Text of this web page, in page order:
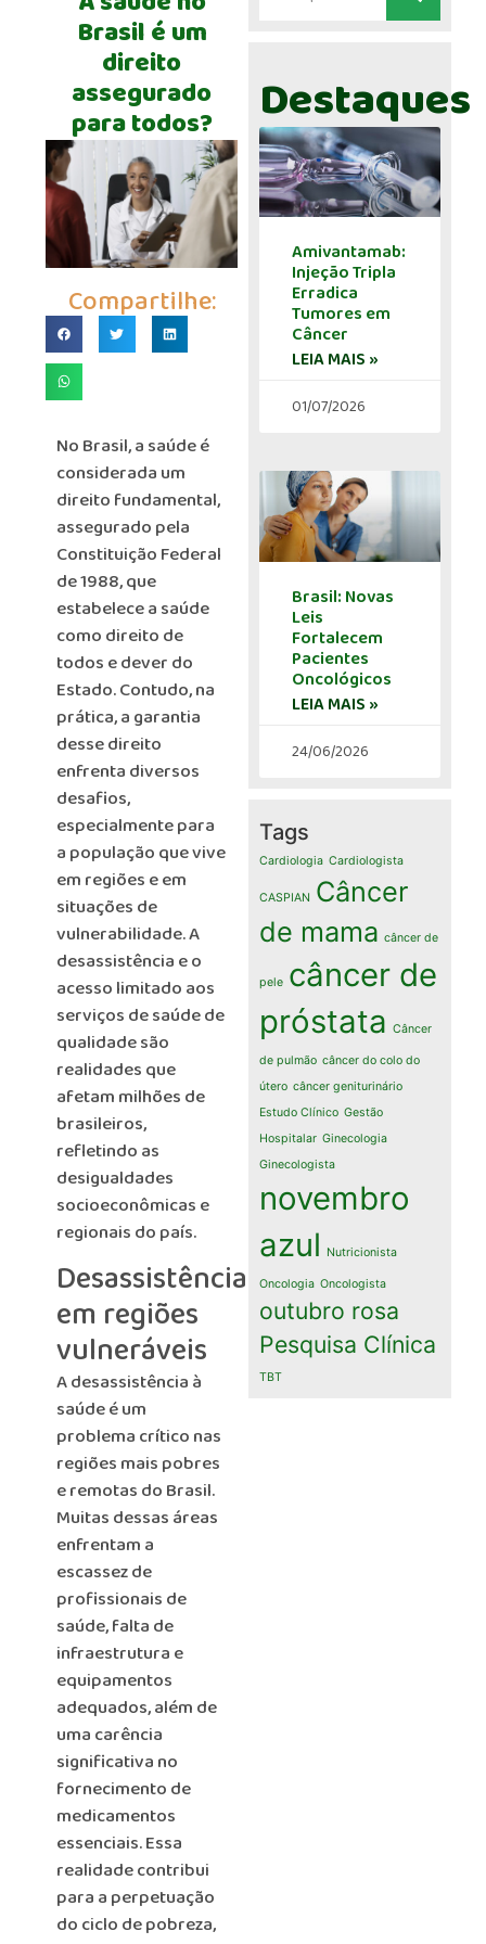
Brasil é um
direito
assegurado
para todos?
Compartilhe:
No Brasil, a saúde é
considerada um
direito fundamental,
assegurado pela
Constituição Federal
de 1988, que
estabelece a saúde
como direito de
todos e dever do
Estado. Contudo, na
prática, a garantia
desse direito
enfrenta diversos
desafios,
especialmente para
a população que vive
em regiões e em
situações de
vulnerabilidade. A
desassistência e o
acesso limitado aos
serviços de saúde de
qualidade são
realidades que
afetam milhões de
brasileiros,
refletindo as
desigualdades
socioeconômicas e
regionais do país.
Desassistência
em regiões
vulneráveis
A desassistência à
saúde é um
problema crítico nas
regiões mais pobres
e remotas do Brasil.
Muitas dessas áreas
enfrentam a
escassez de
profissionais de
saúde, falta de
infraestrutura e
equipamentos
adequados, além de
uma carência
significativa no
fornecimento de
medicamentos
essenciais. Essa
realidade contribui
para a perpetuação
do ciclo de pobreza,
Destaques
Amivantamab:
Injeção Tripla
Erradica
Tumores em
Câncer
LEIA MAIS »
01/07/2026
Brasil: Novas
Leis
Fortalecem
Pacientes
Oncológicos
LEIA MAIS »
24/06/2026
Tags
Cardiologia Cardiologista
CASPIAN Câncer
de mama câncer de
pele câncer de
próstata Câncer
de pulmão câncer do colo do
útero câncer geniturinário
Estudo Clínico Gestão
Hospitalar Ginecologia
Ginecologista
novembro
azul
Nutricionista
Oncologia Oncologista
outubro rosa
Pesquisa Clínica
TBT